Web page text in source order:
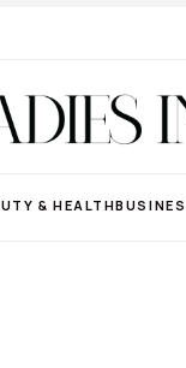
& HEALTH